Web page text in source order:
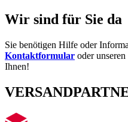
Wir sind für Sie da
Sie benötigen Hilfe oder
Kontaktformular oder
Ihnen!